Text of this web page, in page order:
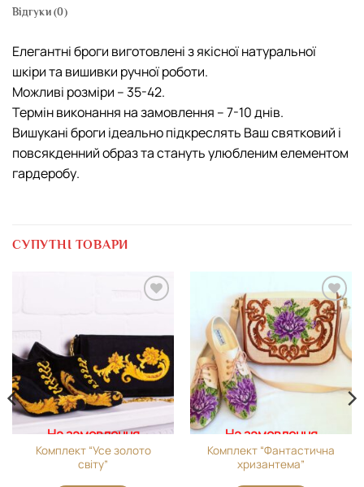
Відгуки (0)
Елегантні броги виготовлені з якісної натуральної
шкіри та вишивки ручної роботи.
Можливі розміри – 35-42.
Термін виконання на замовлення – 7-10 днів.
Вишукані броги ідеально підкреслять Ваш святковий і
повсякденний образ та стануть улюбленим елементом
гардеробу.
СУПУТНІ ТОВАРИ
вибране
На замовлення
Комплект “Усе золото
світу”
Додати
виріб у
вибране
На замовлення
Комплект “Фантастична
хризантема”